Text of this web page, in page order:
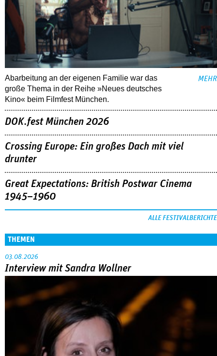
Abarbeitung an der eigenen Familie war das
große Thema in der Reihe »Neues deutsches
Kino« beim Filmfest München.
MEHR
DOK.fest München 2026
Crossing Europe: Ein großes Dach mit viel
drunter
Great Expectations: British Postwar Cinema
1945–1960
ALLE FESTIVALBERICHTE
THEMEN
03.08.2026
Interview mit Sandra Wollner